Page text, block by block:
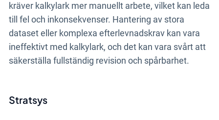
kräver kalkylark mer manuellt arbete, vilket kan leda
till fel och inkonsekvenser. Hantering av stora
dataset eller komplexa efterlevnadskrav kan vara
ineffektivt med kalkylark, och det kan vara svårt att
säkerställa fullständig revision och spårbarhet.
Stratsys